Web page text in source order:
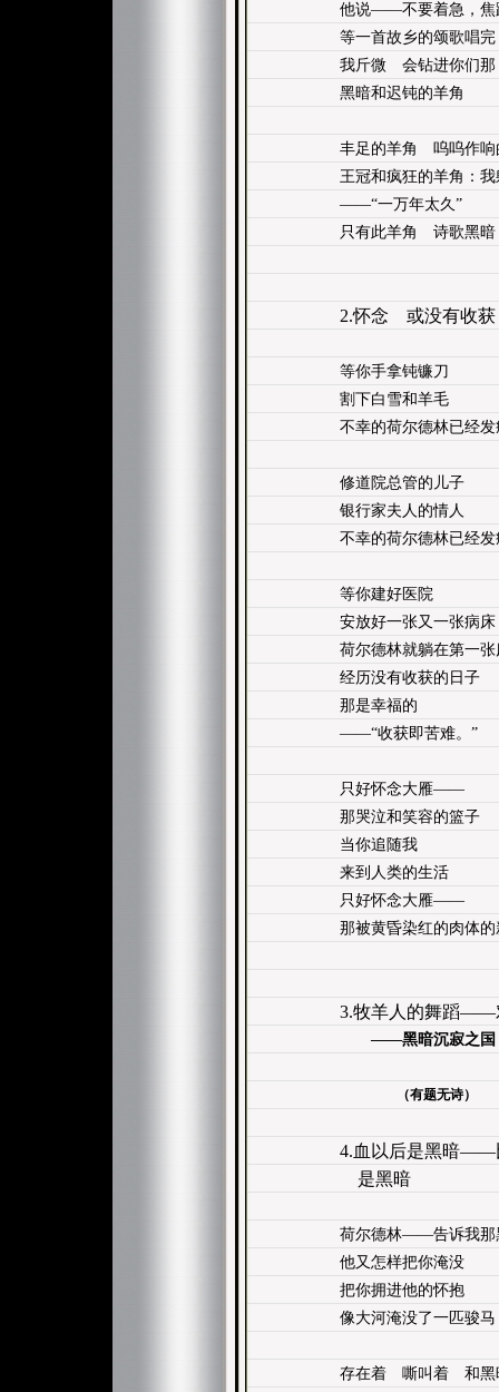
他说——不要着急，焦
等一首故乡的颂歌唱完
我斤微 会钻进你们那
黑暗和迟钝的羊角
丰足的羊角 呜呜作响
王冠和疯狂的羊角：我
——“一万年太久”
只有此羊角 诗歌黑
2.怀念 或没有收获
等你手拿钝镰刀
割下白雪和羊毛
不幸的荷尔德林已经发
修道院总管的儿子
银行家夫人的情人
不幸的荷尔德林已经发
等你建好医院
安放好一张又一张病床
荷尔德林就躺在第一张
经历没有收获的日子
那是幸福的
——“收获即苦难。”
只好怀念大雁——
那哭泣和笑容的篮子
当你追随我
来到人类的生活
只好怀念大雁——
那被黄昏染红的肉体
3.牧羊人的舞蹈——
——黑暗沉寂之国
（有题无诗）
4.血以后是黑暗——
是黑暗
荷尔德林——告诉我那
他又怎样把你淹没
把你拥进他的怀抱
像大河淹没了一匹骏马
存在着 嘶叫着 和黑